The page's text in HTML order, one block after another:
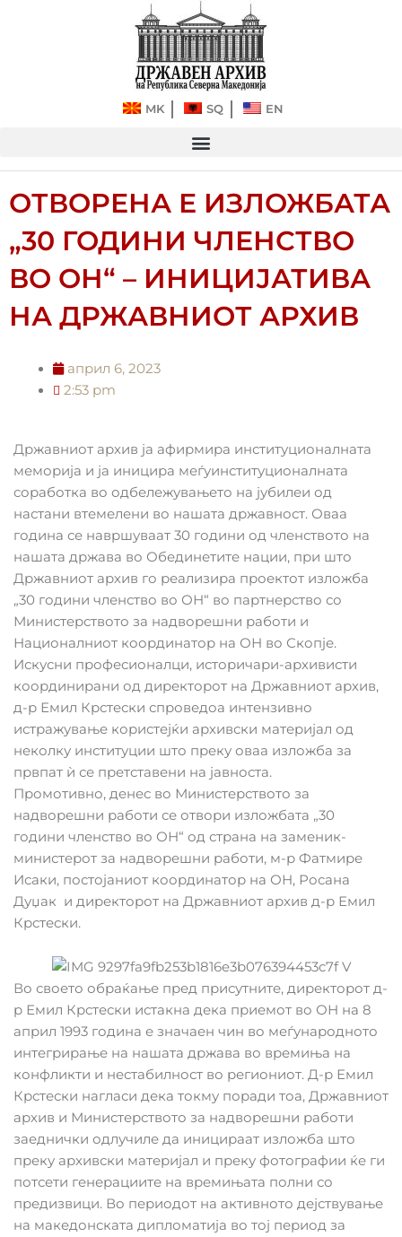
MK SQ EN
ОТВОРЕНА Е ИЗЛОЖБАТА
„30 ГОДИНИ ЧЛЕНСТВО
ВО ОН“ – ИНИЦИЈАТИВА
НА ДРЖАВНИОТ АРХИВ
април 6, 2023
2:53 pm
Државниот архив ја афирмира институционалната
меморија и ја иницира меѓуинституционалната
соработка во одбележувањето на јубилеи од
настани втемелени во нашата државност. Оваа
година се навршуваат 30 години од членството на
нашата држава во Обединетите нации, при што
Државниот архив го реализира проектот изложба
„30 години членство во ОН“ во партнерство со
Министерството за надворешни работи и
Националниот координатор на ОН во Скопје.
Искусни професионалци, историчари-архивисти
координирани од директорот на Државниот архив,
д-р Емил Крстески спроведоа интензивно
истражување користејќи архивски материјал од
неколку институции што преку оваа изложба за
првпат ѝ се претставени на јавноста.
Промотивно, денес во Министерството за
надворешни работи се отвори изложбата „30
години членство во ОН“ од страна на заменик-
министерот за надворешни работи, м-р Фатмире
Исаки, постојаниот координатор на ОН, Росана
Дуџак и директорот на Државниот архив д-р Емил
Крстески.
Во своето обраќање пред присутните, директорот д-
р Емил Крстески истакна дека приемот во ОН на 8
април 1993 година е значаен чин во меѓународното
интегрирање на нашата држава во времиња на
конфликти и нестабилност во региониот. Д-р Емил
Крстески нагласи дека токму поради тоа, Државниот
архив и Министерството за надворешни работи
заеднички одлучиле да иницираат изложба што
преку архивски материјал и преку фотографии ќе ги
потсети генерациите на времињата полни со
предизвици. Во периодот на активното дејствување
на македонската дипломатија во тој период за